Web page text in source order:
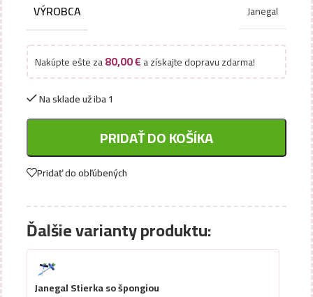
VÝROBCA Janegal
Nakúpte ešte za80,00€a získajte dopravu zdarma!
Na sklade už iba 1
PRIDAŤ DO KOŠÍKA
Pridať do obľúbených
Ďalšie varianty produktu:
Janegal Stierka so špongiou